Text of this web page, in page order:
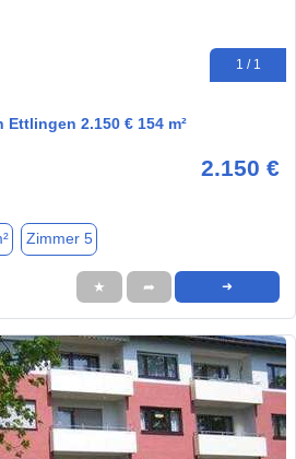
1 / 1
2.150 € 154 m²
2.150 €
Zimmer 5
★ ➦ ➜